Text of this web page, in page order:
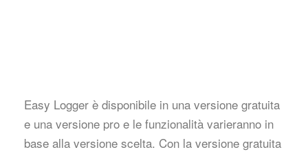
Easy Logger è disponibile in una versione gratuita
e una versione pro e le funzionalità varieranno in
base alla versione scelta. Con la versione gratuita